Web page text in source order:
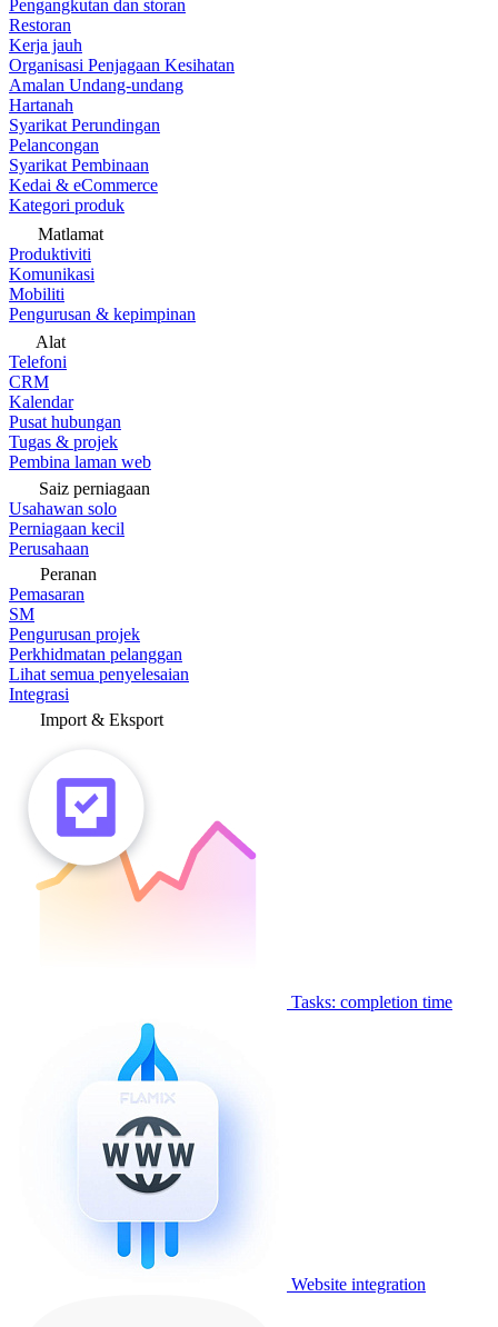
Pengangkutan dan storan
Restoran
Kerja jauh
Organisasi Penjagaan Kesihatan
Amalan Undang-undang
Hartanah
Syarikat Perundingan
Pelancongan
Syarikat Pembinaan
Kedai & eCommerce
Kategori produk
Matlamat
Produktiviti
Komunikasi
Mobiliti
Pengurusan & kepimpinan
Alat
Telefoni
CRM
Kalendar
Pusat hubungan
Tugas & projek
Pembina laman web
Saiz perniagaan
Usahawan solo
Perniagaan kecil
Perusahaan
Peranan
Pemasaran
SM
Pengurusan projek
Perkhidmatan pelanggan
Lihat semua penyelesaian
Integrasi
Import & Eksport
Tasks: completion time
Website integration